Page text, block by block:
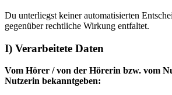
Du unterliegst keiner automatisierten
gegenüber rechtliche Wirkung entfaltet.
I) Verarbeitete Daten
Vom Hörer / von der Hörerin bzw. vom
Nutzerin bekanntgeben: